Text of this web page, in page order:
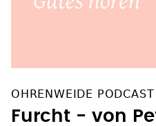
OHRENWEIDE PODCAST
Furcht - von